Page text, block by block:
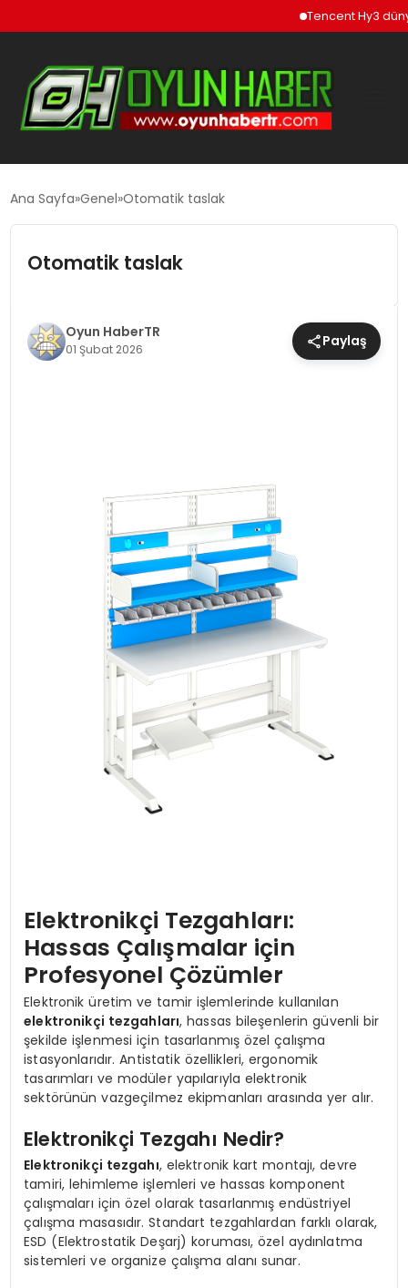
Tencent Hy3 dünya
GÜNCEL
EĞITIM
Ana Sayfa Genel Otomatik taslak
Otomatik taslak
Oyun HaberTR
01 Şubat 2026 Paylaş
Elektronikçi Tezgahları:
Hassas Çalışmalar için
Profesyonel Çözümler
Elektronik üretim ve tamir işlemlerinde kullanılan
elektronikçi tezgahları, hassas bileşenlerin güvenli bir
şekilde işlenmesi için tasarlanmış özel çalışma
istasyonlarıdır. Antistatik özellikleri, ergonomik
tasarımları ve modüler yapılarıyla elektronik
sektörünün vazgeçilmez ekipmanları arasında yer alır.
Elektronikçi Tezgahı Nedir?
Elektronikçi tezgahı, elektronik kart montajı, devre
tamiri, lehimleme işlemleri ve hassas komponent
çalışmaları için özel olarak tasarlanmış endüstriyel
çalışma masasıdır. Standart tezgahlardan farklı olarak,
ESD (Elektrostatik Deşarj) koruması, özel aydınlatma
sistemleri ve organize çalışma alanı sunar.